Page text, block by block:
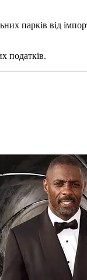
парків від
податків.